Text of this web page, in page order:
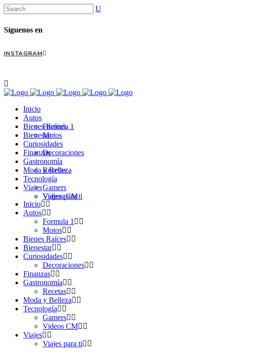
Síguenos en
INSTAGRAM
Inicio
Autos
Formula 1
Motos
Bienes Raíces
Bienestar
Curiosidades
Decoraciones
Finanzas
Gastronomía
Recetas
Moda y Belleza
Tecnología
Gamers
Videos CM
Viajes
Viajes para ti
Inicio
Autos
Formula 1
Motos
Bienes Raíces
Bienestar
Curiosidades
Decoraciones
Finanzas
Gastronomía
Recetas
Moda y Belleza
Tecnología
Gamers
Videos CM
Viajes
Viajes para ti